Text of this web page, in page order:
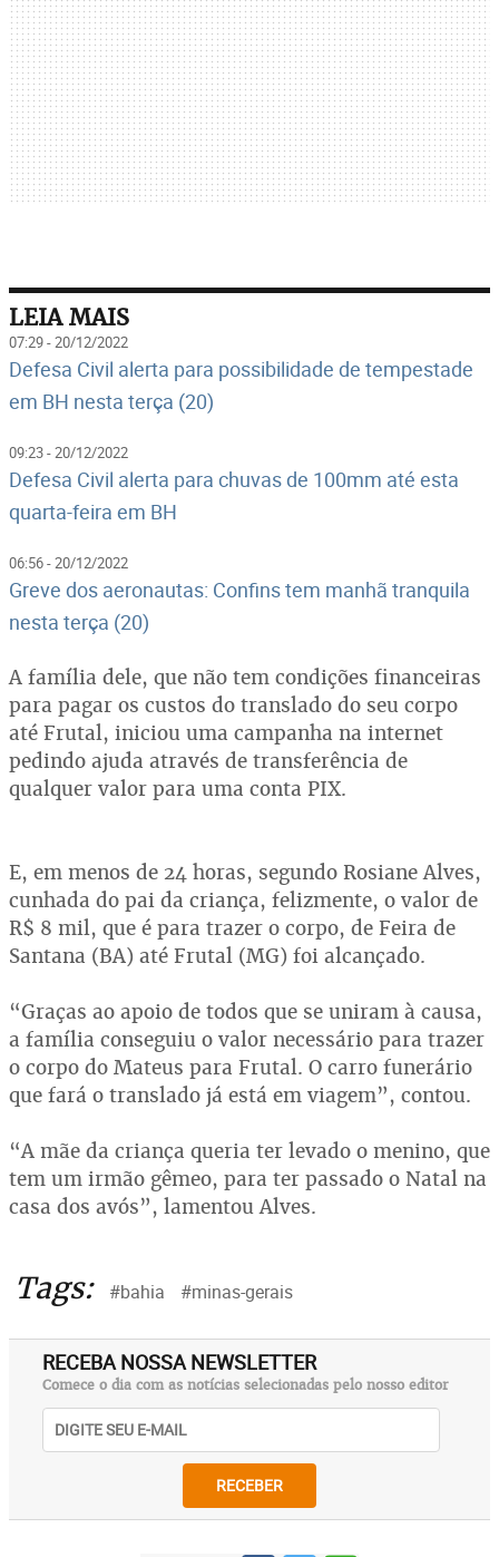
LEIA MAIS
07:29 - 20/12/2022
Defesa Civil alerta para possibilidade de tempestade
em BH nesta terça (20)
09:23 - 20/12/2022
Defesa Civil alerta para chuvas de 100mm até esta
quarta-feira em BH
06:56 - 20/12/2022
Greve dos aeronautas: Confins tem manhã tranquila
nesta terça (20)
A família dele, que não tem condições financeiras
para pagar os custos do translado do seu corpo
até Frutal, iniciou uma campanha na internet
pedindo ajuda através de transferência de
qualquer valor para uma conta PIX.
E, em menos de 24 horas, segundo Rosiane Alves,
cunhada do pai da criança, felizmente, o valor de
R$ 8 mil, que é para trazer o corpo, de Feira de
Santana (BA) até Frutal (MG) foi alcançado.
“Graças ao apoio de todos que se uniram à causa,
a família conseguiu o valor necessário para trazer
o corpo do Mateus para Frutal. O carro funerário
que fará o translado já está em viagem”, contou.
“A mãe da criança queria ter levado o menino, que
tem um irmão gêmeo, para ter passado o Natal na
casa dos avós”, lamentou Alves.
Tags: #bahia #minas-gerais
RECEBA NOSSA NEWSLETTER
Comece o dia com as notícias selecionadas pelo nosso editor
RECEBER